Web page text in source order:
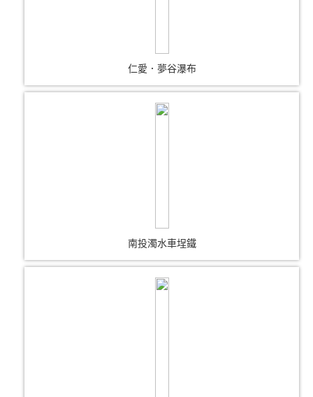
仁愛．夢谷瀑布
南投濁水車埕鐵